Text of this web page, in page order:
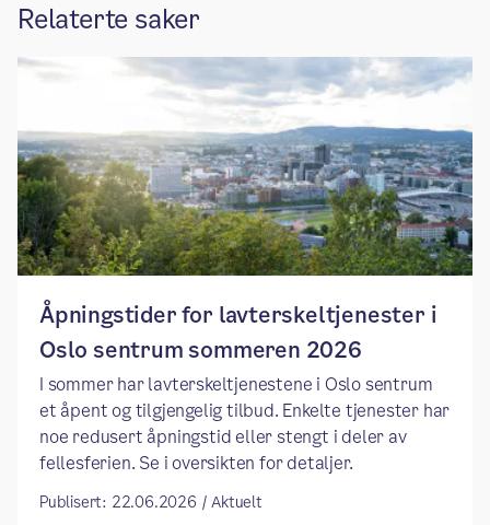
Relaterte saker
Åpningstider for lavterskeltjenester i
Oslo sentrum sommeren 2026
I sommer har lavterskeltjenestene i Oslo sentrum
et åpent og tilgjengelig tilbud. Enkelte tjenester har
noe redusert åpningstid eller stengt i deler av
fellesferien. Se i oversikten for detaljer.
Publisert: 22.06.2026 / Aktuelt